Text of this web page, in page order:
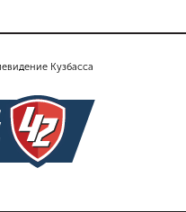
Кузбасса